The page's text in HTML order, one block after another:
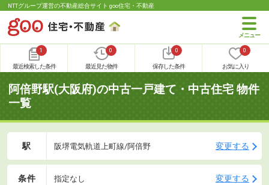
NTTグループ運営の不動産総合サイト goo住宅・不動産
1
最近検索した条件
0
最近見た物件
0
保存した条件
0
お気に入り
阿倍野駅(大阪府)の中古一戸建て・中古住宅 物件
一覧
駅 阪堺電気軌道上町線/阿倍野 変更する
条件 指定なし 変更する